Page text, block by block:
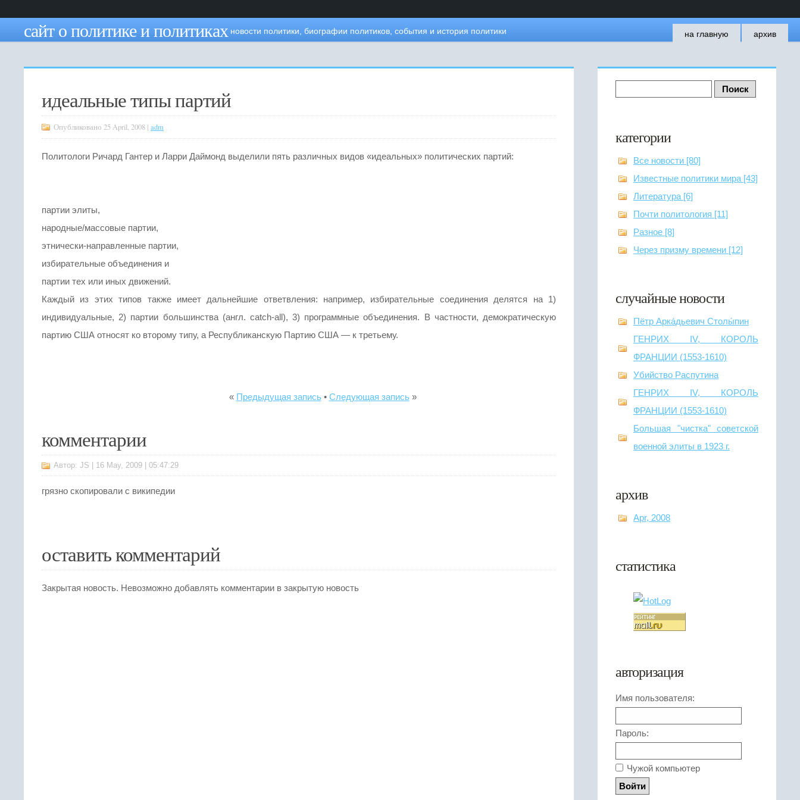
сайт о политике и политиках новости политики, биографии политиков, события и история политики на главную архив
категории
Все новости [80]
Известные политики мира [43]
Литература [6]
Почти политология [11]
Разное [8]
Через призму времени [12]
случайные новости
Пётр Арка́дьевич Столы́пин
ГЕНРИХ IV, КОРОЛЬ
ФРАНЦИИ (1553-1610)
Убийство Распутина
ГЕНРИХ IV, КОРОЛЬ
ФРАНЦИИ (1553-1610)
Большая "чистка" советской
военной элиты в 1923 г.
архив
Apr, 2008
статистика
авторизация
Имя пользователя:
Пароль:
Чужой компьютер
идеальные типы партий
Опубликовано 25 April, 2008 | adm
Политологи Ричард Гантер и Ларри Даймонд выделили пять различных видов «идеальных» политических партий:
партии элиты,
народные/массовые партии,
этнически-направленные партии,
избирательные объединения и
партии тех или иных движений.
Каждый из этих типов также имеет дальнейшие ответвления: например, избирательные соединения делятся на 1)
индивидуальные, 2) партии большинства (англ. catch-all), 3) программные объединения. В частности, демократическую
партию США относят ко второму типу, а Республиканскую Партию США — к третьему.
« Предыдущая запись• Следующая запись»
комментарии
Автор: JS | 16 May, 2009 | 05:47:29
грязно скопировали с википедии
оставить комментарий
Закрытая новость. Невозможно добавлять комментарии в закрытую новость